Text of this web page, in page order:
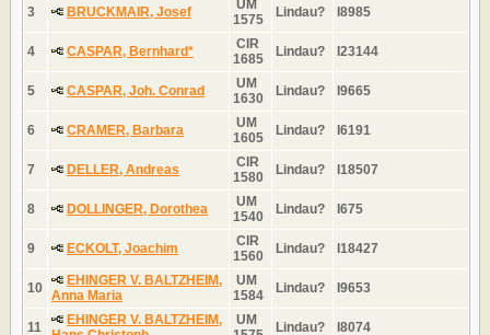
3 BRUCKMAIR, Josef
UM
1575
Lindau? I8985
4 CASPAR, Bernhard*
CIR
1685
Lindau? I23144
5 CASPAR, Joh. Conrad
UM
1630
Lindau? I9665
6 CRAMER, Barbara
UM
1605
Lindau? I6191
7 DELLER, Andreas
CIR
1580
Lindau? I18507
8 DOLLINGER, Dorothea
UM
1540
Lindau? I675
9 ECKOLT, Joachim
CIR
1560
Lindau? I18427
10
EHINGER V. BALTZHEIM,
Anna Maria
UM
1584
Lindau? I9653
11
EHINGER V. BALTZHEIM,
UM
Lindau? I8074